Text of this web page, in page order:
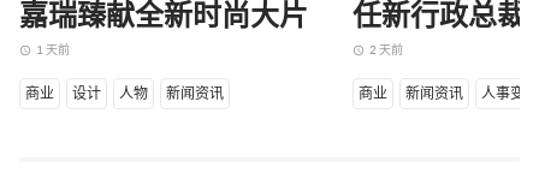
嘉瑞臻献全新时尚大片
access_time 1 天前
商业 设计 人物 新闻资讯
任新行政总裁
access_time 2 天前
商业 新闻资讯 人事变动